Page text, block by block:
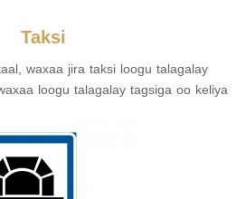
Taksi
waxaa jira taksi loogu talagalay
loogu talagalay tagsiga oo keliya